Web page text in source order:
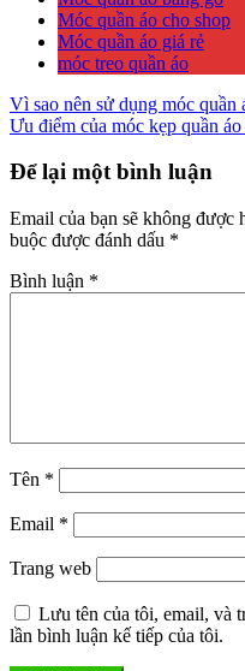
Móc quần áo cho shop
Móc quần áo giá rẻ
móc treo quần áo
Điều
hướng
bài
viết
Vì sao nên sử dụng móc quần
Ưu điểm của móc kẹp quần
Để lại một bình luận
Email của bạn sẽ không được
buộc được đánh dấu *
Bình luận *
Tên *
Email *
Trang web
Lưu tên của tôi, email, và
lần bình luận kế tiếp của tôi.